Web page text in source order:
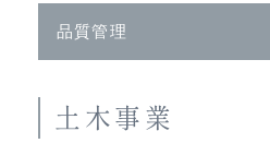
品質管理
土木事業